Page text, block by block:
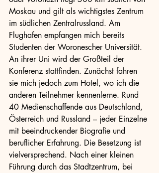
Moskau und gilt als wichtigstes Zentrum
im südlichen Zentralrussland. Am
Flughafen empfangen mich bereits
Studenten der Woronescher Universität.
An ihrer Uni wird der Großteil der
Konferenz stattfinden. Zunächst fahren
sie mich jedoch zum Hotel, wo ich die
anderen Teilnehmer kennenlerne. Rund
40 Medienschaffende aus Deutschland,
Österreich und Russland – jeder Einzelne
mit beeindruckender Biografie und
beruflicher Erfahrung. Die Besetzung ist
vielversprechend. Nach einer kleinen
Führung durch das Stadtzentrum, bei